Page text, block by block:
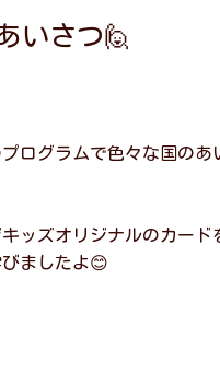
いさつ🙋
ログラムで色々な国のあ
ッズオリジナルのカード
ましたよ😊